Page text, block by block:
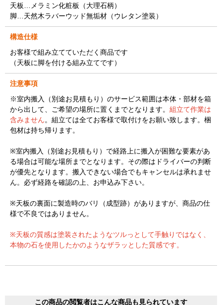
天板…メラミン化粧板（大理石柄）
脚…天然木ラバーウッド無垢材（ウレタン塗装）
構造仕様
お客様で組み立てていただく商品です
（天板に脚を付ける組み立てです）
注意事項
※室内搬入（別途お見積もり）のサービス範囲は本体・部材を箱
から出して、ご希望の場所に置くまでとなります。 組立て作業は
含みません。組立ては全てお客様で取付けをお願い致します。梱
包材は持ち帰ります。
※室内搬入（別途お見積もり）で経路上に搬入が困難な要素があ
る場合は可能な場所までとなります。その際はドライバーの判断
が優先となります。搬入できない場合でもキャンセルは承れませ
ん。必ず経路を確認の上、お申込み下さい。
※天板の裏面に製造時のバリ（成型跡）がありますが、商品の仕
様で不良ではありません。
※天板の質感は塗装されたようなツルっとして手触りではなく、
本物の石を使用したかのようなザラッとした質感です。
この商品の閲覧者はこんな商品も見られています